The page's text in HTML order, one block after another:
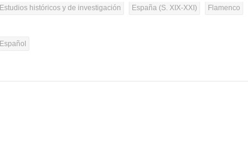
Estudios históricos y de investigación España (S. XIX-XXI) Flamenco
Español